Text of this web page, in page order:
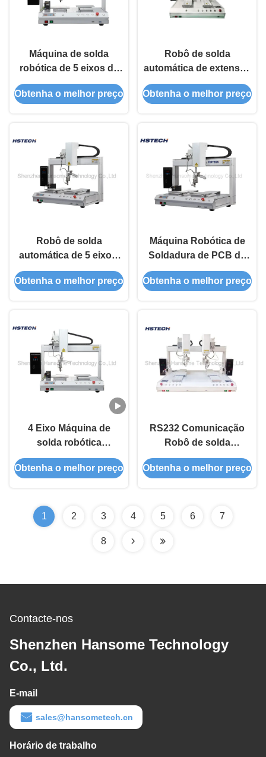
Máquina de solda
robótica de 5 eixos de
rotação de plataforma
dupla Y
Obtenha o melhor preço
Robô de solda
automática de extensão
5 eixos, incluindo
armazenamento de
Obtenha o melhor preço
Robô de solda
automática de 5 eixos,
de cabeça única, de
plataforma dupla, de
Obtenha o melhor preço
Máquina Robótica de
Soldadura de PCB de
0,6 a 1,0 mm Compatível
Obtenha o melhor preço
4 Eixo Máquina de
solda robótica
Soldadora Alimentação
de fios de solda
Obtenha o melhor preço
RS232 Comunicação
Robô de solda
automática Motor passo
a passo 8 eixos
Obtenha o melhor preço
1 2 3 4 5 6 7
8
Contacte-nos
Shenzhen Hansome Technology
Co., Ltd.
E-mail
sales@hansometech.cn
Horário de trabalho